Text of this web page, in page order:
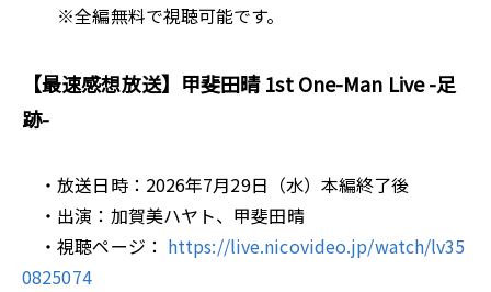
※全編無料で視聴可能です。
【最速感想放送】甲斐田晴 1st One-Man Live -足
跡-
・放送日時：2026年7月29日（水）本編終了後
・出演：加賀美ハヤト、甲斐田晴
・視聴ページ： https://live.nicovideo.jp/watch/lv35
0825074